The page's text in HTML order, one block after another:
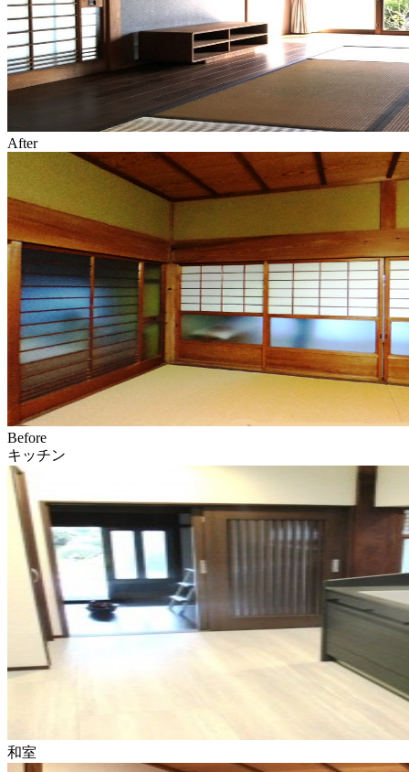
After
Before
キッチン
和室